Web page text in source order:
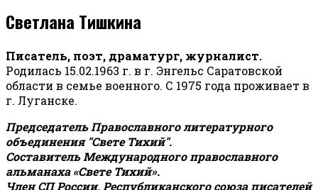
Светлана Тишкина
Писатель, поэт, драматург, журналист.
Родилась 15.02.1963 г. в г. Энгельс Саратовской
области в семье военного. С 1975 года проживает в
г. Луганске.
Председатель Православного литературного
объединения "Свете Тихий".
Составитель Международного православного
альманаха «Свете Тихий».
Член СП России, Республиканского союза писателей